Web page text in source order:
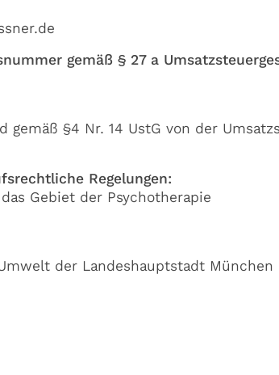
gemäß § 27 a
gemäß §4 Nr. 14 UstG von der
Regelungen:
Gebiet der Psychotherapie
der Landeshauptstadt München